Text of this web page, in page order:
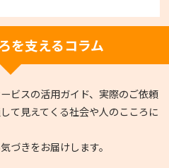
を支えるコラム
ビスの活用ガイド、実際のご依頼
て見えてくる社会や人のこころに
づきをお届けします。